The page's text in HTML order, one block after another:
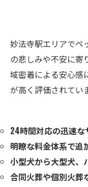
妙法寺駅エリアでペ
の悲しみや不安に寄
域密着による安心感
が高く評価されてい
24時間対応の迅速な
明瞭な料金体系で追
小型犬から大型犬、
合同火葬や個別火葬